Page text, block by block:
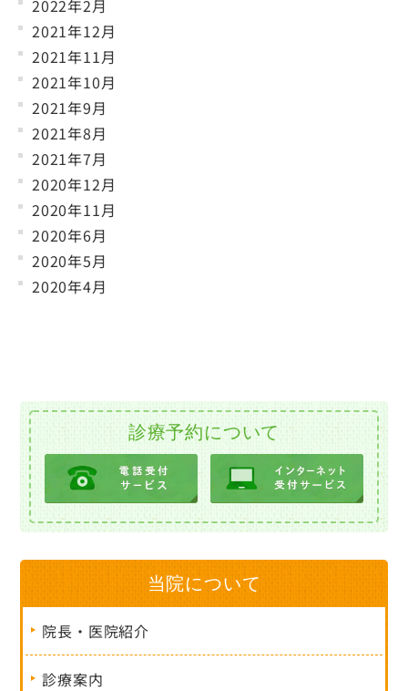
2022年2月
2021年12月
2021年11月
2021年10月
2021年9月
2021年8月
2021年7月
2020年12月
2020年11月
2020年6月
2020年5月
2020年4月
診療予約について
当院について
院長・医院紹介
診療案内